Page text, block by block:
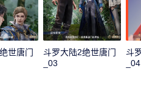
世唐门
斗罗大陆2绝世唐门
_03
斗
_04